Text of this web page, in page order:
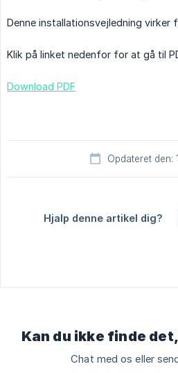
Denne installationsvejledning virker
Klik på linket nedenfor for at gå til
Download PDF
Opdateret den:
Hjalp denne artikel dig?
Kan du ikke finde
Chat med os eller